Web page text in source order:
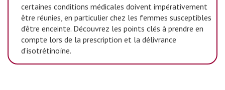
certaines conditions médicales doivent impérativement
être réunies, en particulier chez les femmes susceptibles
d’être enceinte. Découvrez les points clés à prendre en
compte lors de la prescription et la délivrance
d’isotrétinoïne.